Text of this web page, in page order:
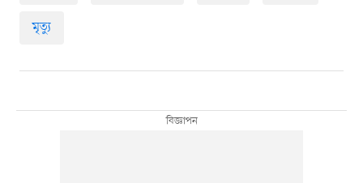
মৃত্যু